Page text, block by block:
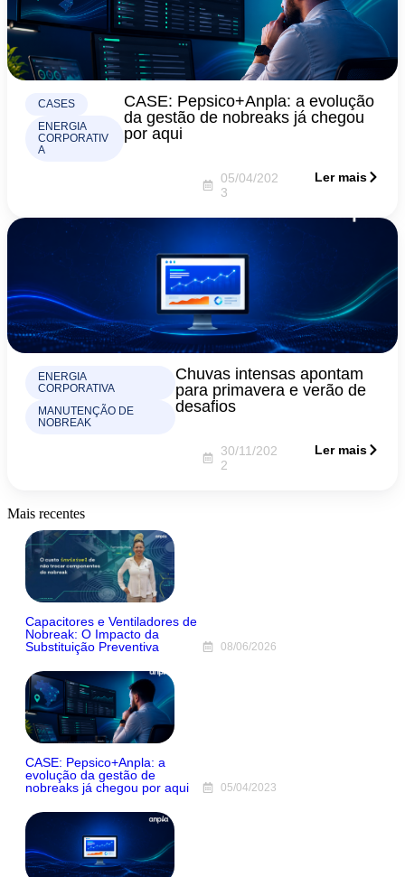
CASES
ENERGIA
CORPORATIV
A
CASE: Pepsico+Anpla: a evolução
da gestão de nobreaks já chegou
por aqui
05/04/202
3
Ler mais
ENERGIA
CORPORATIVA
MANUTENÇÃO DE
NOBREAK
Chuvas intensas apontam
para primavera e verão de
desafios
30/11/202
2
Ler mais
Mais recentes
Capacitores e Ventiladores de
Nobreak: O Impacto da
Substituição Preventiva
08/06/2026
CASE: Pepsico+Anpla: a
evolução da gestão de
nobreaks já chegou por aqui
05/04/2023